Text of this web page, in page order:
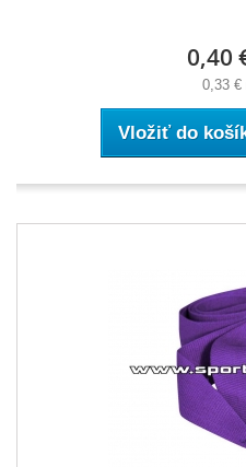
0,40
0,33 €
Vložiť do